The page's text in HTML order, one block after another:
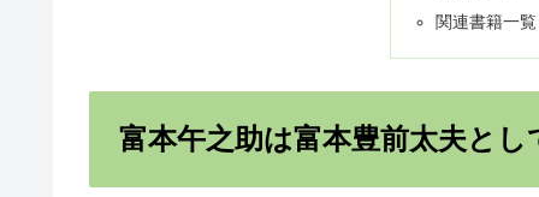
関連書籍一覧
富本午之助は富本豊前太夫とし